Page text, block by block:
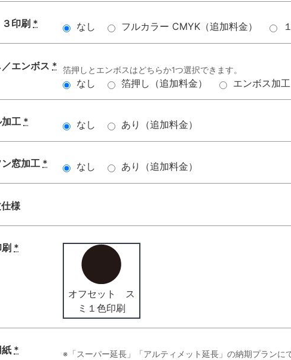
印刷 * なし フルカラー CMYK（追加料金）
エンボス * 箔押しとエンボスはどちらか1つ選択できます。
なし 箔押し（追加料金） エンボス加工
工 * なし あり（追加料金）
ン窓加工 * なし あり（追加料金）
様
*
オフセット ス
ミ１色印刷
*
※「スーパー延長」「アルティメット延長」の納期プランに